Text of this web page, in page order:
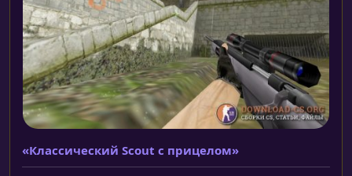
«Классический Scout с прицелом»